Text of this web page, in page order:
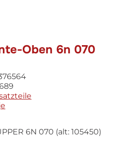
Oben 6n 070
6N 070 (alt: 105450)